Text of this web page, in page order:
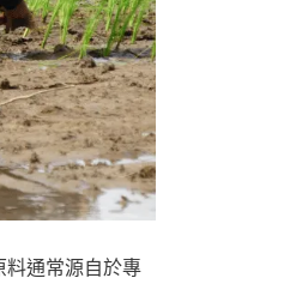
通常源自於專